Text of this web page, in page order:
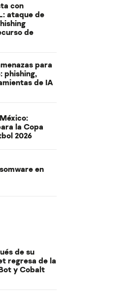
con
ataque de
de
para
phishing,
de IA
la Copa
2026
en
de su
regresa de la
y Cobalt